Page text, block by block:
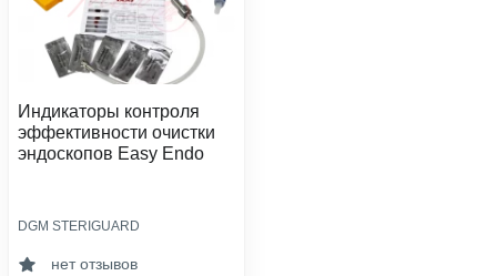
Индикаторы контроля
эффективности очистки
эндоскопов Easy Endo
химический
DGM STERIGUARD
нет отзывов